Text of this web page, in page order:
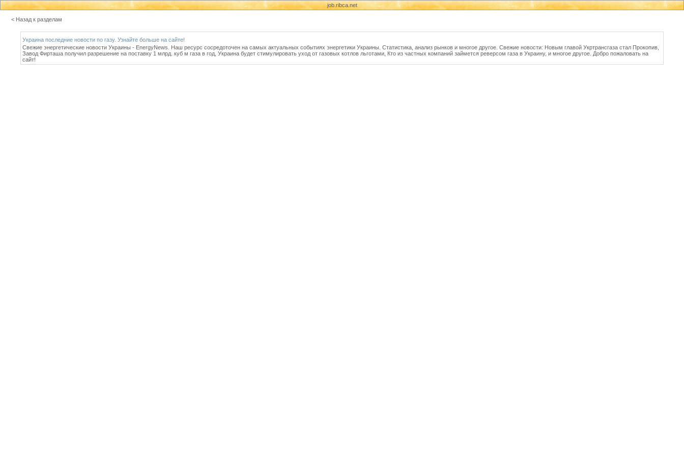
job.ribca.net
< Назад к разделам
Украина последние новости по газу. Узнайте больше на сайте!
Свежие энергетические новости Украины - EnergyNews. Наш ресурс сосредоточен на самых актуальных событиях энергетики Украины. Статистика, анализ рынков и многое другое. Свежие новости: Новым главой Укртрансгаза стал Прокопив,
Завод Фирташа получил разрешение на поставку 1 млрд. куб м газа в год, Украина будет стимулировать уход от газовых котлов льготами, Кто из частных компаний займется реверсом газа в Украину, и многое другое. Добро пожаловать на
сайт!